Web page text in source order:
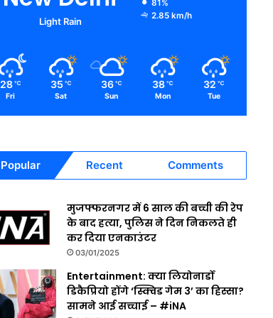
Light Rain
81%
2.85 km/h
28 ℃
Fri
35 ℃
Sat
36 ℃
Sun
38 ℃
Mon
32 ℃
Tue
Popular Recent Comments
मुजफ्फरनगर में 6 साल की बच्ची की रेप
के बाद हत्या, पुलिस ने दिन निकलते ही
कर दिया एनकाउंटर
03/01/2025
Entertainment: क्या लियोनार्डो
डिकैप्रियो होंगे ‘स्क्विड गेम 3’ का हिस्सा?
सामने आई सच्चाई – #iNA